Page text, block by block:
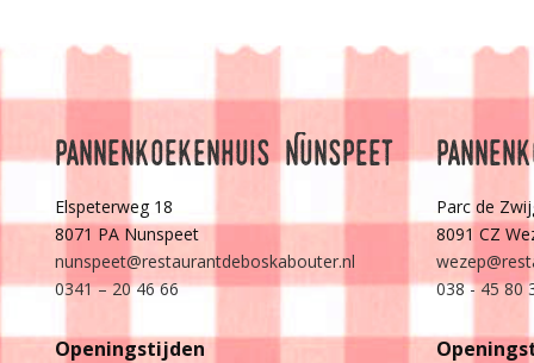
Pannenkoekenhuis Nunspeet
Elspeterweg 18
8071 PA Nunspeet
nunspeet@restaurantdeboskabouter.nl
0341 – 20 46 66
Openingstijden
Parc de
8091 CZ
038 - 45 80